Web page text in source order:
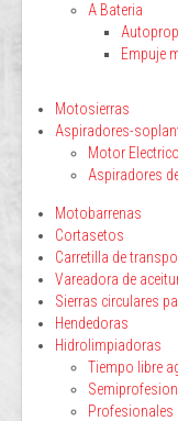
A Bateria
Empuje
Motosierras
Aspiradores-
Motor Electrico
Aspiradores
Motobarrenas
Cortasetos
Carretilla de
Vareadora de
Sierras circulares
Hendedoras
Hidrolimpiadoras
Tiempo libre
Profesionales